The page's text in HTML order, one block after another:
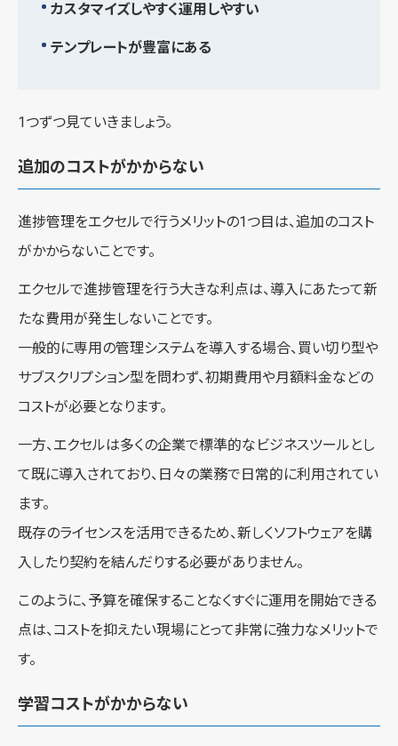
カスタマイズしやすく運用しやすい
テンプレートが豊富にある
1つずつ見ていきましょう。
追加のコストがかからない
進捗管理をエクセルで行うメリットの1つ目は、追加のコスト
がかからないことです。
エクセルで進捗管理を行う大きな利点は、導入にあたって新
たな費用が発生しないことです。
一般的に専用の管理システムを導入する場合、買い切り型や
サブスクリプション型を問わず、初期費用や月額料金などの
コストが必要となります。
一方、エクセルは多くの企業で標準的なビジネスツールとし
て既に導入されており、日々の業務で日常的に利用されてい
ます。
既存のライセンスを活用できるため、新しくソフトウェアを購
入したり契約を結んだりする必要がありません。
このように、予算を確保することなくすぐに運用を開始できる
点は、コストを抑えたい現場にとって非常に強力なメリットで
す。
学習コストがかからない